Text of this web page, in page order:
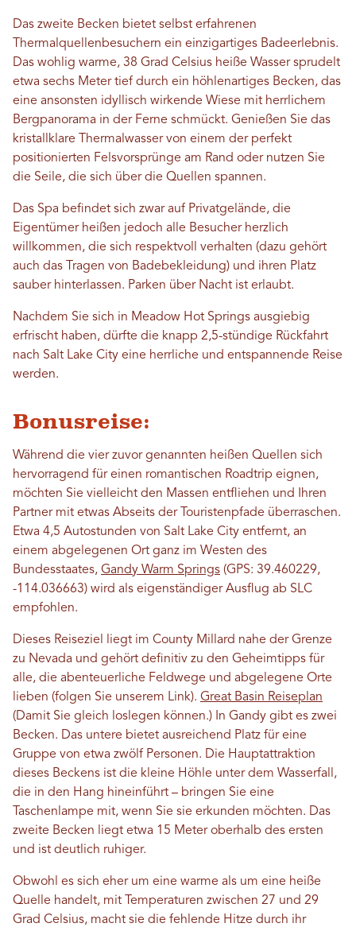
Das zweite Becken bietet selbst erfahrenen
Thermalquellenbesuchern ein einzigartiges Badeerlebnis.
Das wohlig warme, 38 Grad Celsius heiße Wasser sprudelt
etwa sechs Meter tief durch ein höhlenartiges Becken, das
eine ansonsten idyllisch wirkende Wiese mit herrlichem
Bergpanorama in der Ferne schmückt. Genießen Sie das
kristallklare Thermalwasser von einem der perfekt
positionierten Felsvorsprünge am Rand oder nutzen Sie
die Seile, die sich über die Quellen spannen.
Das Spa befindet sich zwar auf Privatgelände, die
Eigentümer heißen jedoch alle Besucher herzlich
willkommen, die sich respektvoll verhalten (dazu gehört
auch das Tragen von Badebekleidung) und ihren Platz
sauber hinterlassen. Parken über Nacht ist erlaubt.
Nachdem Sie sich in Meadow Hot Springs ausgiebig
erfrischt haben, dürfte die knapp 2,5-stündige Rückfahrt
nach Salt Lake City eine herrliche und entspannende Reise
werden.
Bonusreise:
Während die vier zuvor genannten heißen Quellen sich
hervorragend für einen romantischen Roadtrip eignen,
möchten Sie vielleicht den Massen entfliehen und Ihren
Partner mit etwas Abseits der Touristenpfade überraschen.
Etwa 4,5 Autostunden von Salt Lake City entfernt, an
einem abgelegenen Ort ganz im Westen des
Bundesstaates, Gandy Warm Springs (GPS: 39.460229,
-114.036663) wird als eigenständiger Ausflug ab SLC
empfohlen.
Dieses Reiseziel liegt im County Millard nahe der Grenze
zu Nevada und gehört definitiv zu den Geheimtipps für
alle, die abenteuerliche Feldwege und abgelegene Orte
lieben (folgen Sie unserem Link). Great Basin Reiseplan
(Damit Sie gleich loslegen können.) In Gandy gibt es zwei
Becken. Das untere bietet ausreichend Platz für eine
Gruppe von etwa zwölf Personen. Die Hauptattraktion
dieses Beckens ist die kleine Höhle unter dem Wasserfall,
die in den Hang hineinführt – bringen Sie eine
Taschenlampe mit, wenn Sie sie erkunden möchten. Das
zweite Becken liegt etwa 15 Meter oberhalb des ersten
und ist deutlich ruhiger.
Obwohl es sich eher um eine warme als um eine heiße
Quelle handelt, mit Temperaturen zwischen 27 und 29
Grad Celsius, macht sie die fehlende Hitze durch ihr